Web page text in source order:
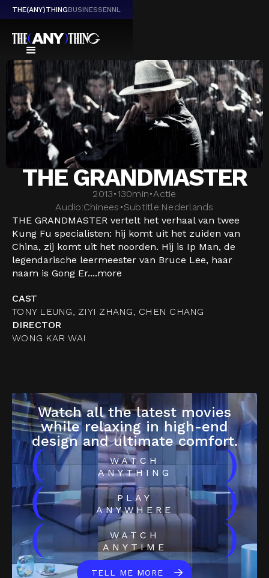
THE(ANY)THINGBUSINESSENNL
THE GRANDMASTER
2013•130min•Actie
Audio:Chinees •Subtitle:Nederlands
THE GRANDMASTER vertelt het verhaal van twee
Kung Fu specialisten: hij komt uit het zuiden van
China, zij komt uit het noorden. Hij is Ip Man, de
legendarische leermeester van Bruce Lee, haar
naam is Gong Er....more
CAST
TONY LEUNG, ZIYI ZHANG, CHEN CHANG
DIRECTOR
WONG KAR WAI
Watch all the latest movies
while relaxing in high-end
design and ultimate comfort.
(
WATCH
ANYTHING
)
(
PLAY
ANYWHERE
)
(
WATCH
ANYTIME
)
TELL ME MORE